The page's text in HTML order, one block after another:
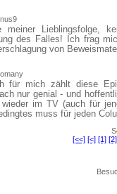
meiner Lieblingsfolge,
des Falles! Ich frag
von
für mich zählt diese
nur genial - und
wieder im TV (auch für
muss für jeden
[<<] [<] [1] [2]